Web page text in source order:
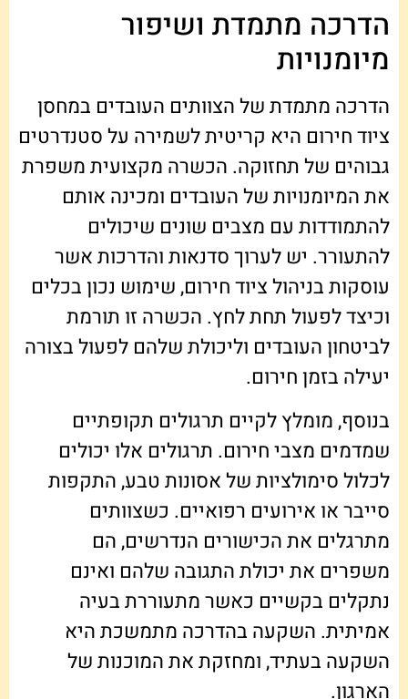
הדרכה מתמדת ושיפור
מיומנויות
הדרכה מתמדת של הצוותים העובדים במחסן
ציוד חירום היא קריטית לשמירה על סטנדרטים
גבוהים של תחזוקה. הכשרה מקצועית משפרת
את המיומנויות של העובדים ומכינה אותם
להתמודדות עם מצבים שונים שיכולים
להתעורר. יש לערוך סדנאות והדרכות אשר
עוסקות בניהול ציוד חירום, שימוש נכון בכלים
וכיצד לפעול תחת לחץ. הכשרה זו תורמת
לביטחון העובדים וליכולת שלהם לפעול בצורה
יעילה בזמן חירום.
בנוסף, מומלץ לקיים תרגולים תקופתיים
שמדמים מצבי חירום. תרגולים אלו יכולים
לכלול סימולציות של אסונות טבע, התקפות
סייבר או אירועים רפואיים. כשצוותים
מתרגלים את הכישורים הנדרשים, הם
משפרים את יכולת התגובה שלהם ואינם
נתקלים בקשיים כאשר מתעוררת בעיה
אמיתית. השקעה בהדרכה מתמשכת היא
השקעה בעתיד, ומחזקת את המוכנות של
הארגון.